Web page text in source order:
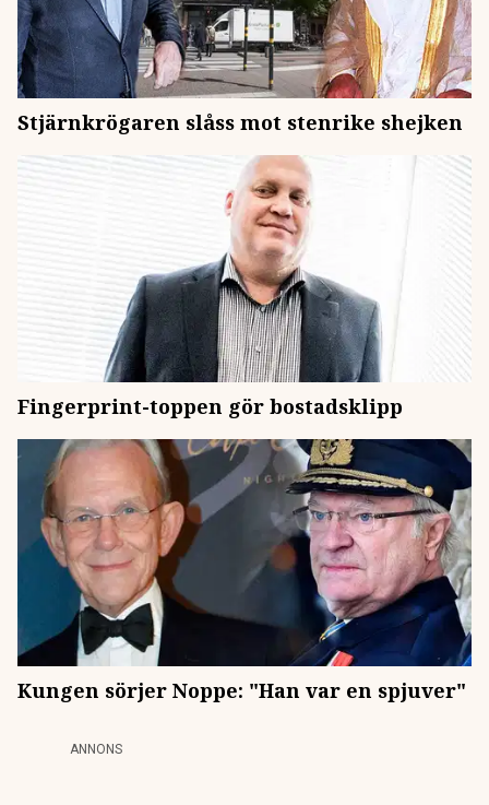
Stjärnkrögaren slåss mot stenrike shejken
Fingerprint-toppen gör bostadsklipp
Kungen sörjer Noppe: "Han var en spjuver"
ANNONS